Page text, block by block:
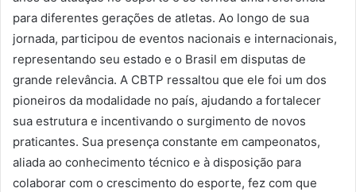
para diferentes gerações de atletas. Ao longo de sua
jornada, participou de eventos nacionais e internacionais,
representando seu estado e o Brasil em disputas de
grande relevância. A CBTP ressaltou que ele foi um dos
pioneiros da modalidade no país, ajudando a fortalecer
sua estrutura e incentivando o surgimento de novos
praticantes. Sua presença constante em campeonatos,
aliada ao conhecimento técnico e à disposição para
colaborar com o crescimento do esporte, fez com que